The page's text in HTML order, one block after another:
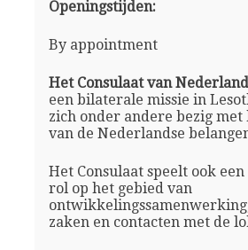
Openingstijden:
By appointment
Het Consulaat van
een bilaterale missie in
zich onder andere bezig
van de Nederlandse
Het Consulaat speelt ook
rol op het gebied van
zaken en contacten met de